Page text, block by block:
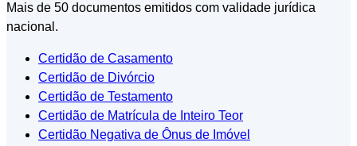
Mais de 50 documentos emitidos com validade jurídica
nacional.
Certidão de Casamento
Certidão de Divórcio
Certidão de Testamento
Certidão de Matrícula de Inteiro Teor
Certidão Negativa de Ônus de Imóvel